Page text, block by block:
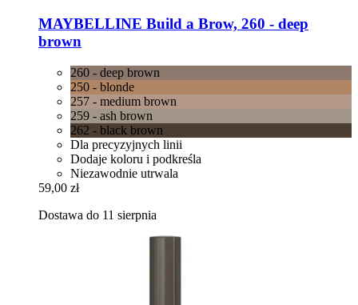
MAYBELLINE Build a Brow, 260 -​ deep
brown
260 - deep brown
250 - blonde
257 - medium brown
259 - ash brown
262 - black brown
Dla precyzyjnych linii
Dodaje koloru i podkreśla
Niezawodnie utrwala
59,00 zł
Dostawa do 11 sierpnia